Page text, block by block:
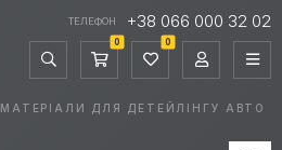
ТЕЛЕФОН +38 066 000 32 02
0 0
МАТЕРІАЛИ ДЛЯ ДЕТЕЙЛІНГУ АВТО